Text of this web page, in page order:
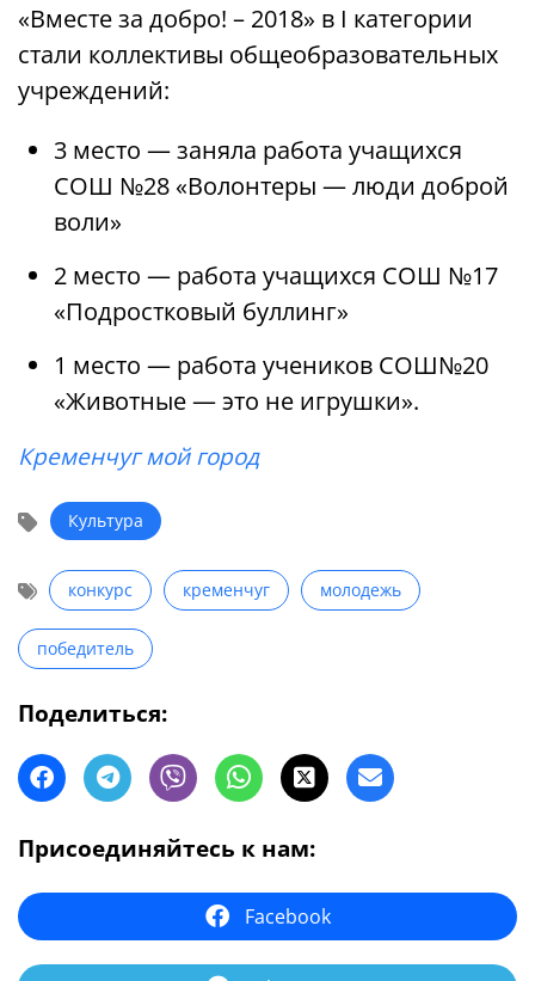
«Вместе за добро! – 2018» в I категории
стали коллективы общеобразовательных
учреждений:
3 место — заняла работа учащихся
СОШ №28 «Волонтеры — люди доброй
воли»
2 место — работа учащихся СОШ №17
«Подростковый буллинг»
1 место — работа учеников СОШ№20
«Животные — это не игрушки».
Кременчуг мой город
Культура
конкурс кременчуг молодежь
победитель
Поделиться:
Присоединяйтесь к нам:
Facebook